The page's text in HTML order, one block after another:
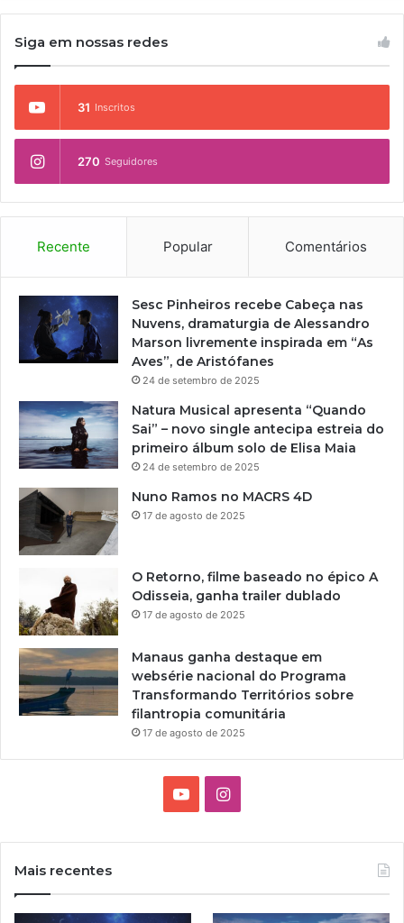
Siga em nossas redes
31 Inscritos
270 Seguidores
Recente Popular Comentários
Sesc Pinheiros recebe Cabeça nas
Nuvens, dramaturgia de Alessandro
Marson livremente inspirada em “As
Aves”, de Aristófanes
24 de setembro de 2025
Natura Musical apresenta “Quando
Sai” – novo single antecipa estreia do
primeiro álbum solo de Elisa Maia
24 de setembro de 2025
Nuno Ramos no MACRS 4D
17 de agosto de 2025
O Retorno, filme baseado no épico A
Odisseia, ganha trailer dublado
17 de agosto de 2025
Manaus ganha destaque em
websérie nacional do Programa
Transformando Territórios sobre
filantropia comunitária
17 de agosto de 2025
I
Mais recentes